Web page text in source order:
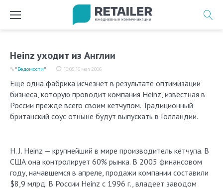
Heinz уходит из Англии
10:05, 16 мая 2006
"Ведомости"
Еще одна фабрика исчезнет в результате оптимизации
бизнеса, которую проводит компания Heinz, известная в
России прежде всего своим кетчупом. Традиционный
британский соус отныне будут выпускать в Голландии.
H. J. Heinz — крупнейший в мире производитель кетчупа. В
США она контролирует 60% рынка. В 2005 финансовом
году, начавшемся в апреле, продажи компании составили
$8,9 млрд. В России Heinz с 1996 г., владеет заводом